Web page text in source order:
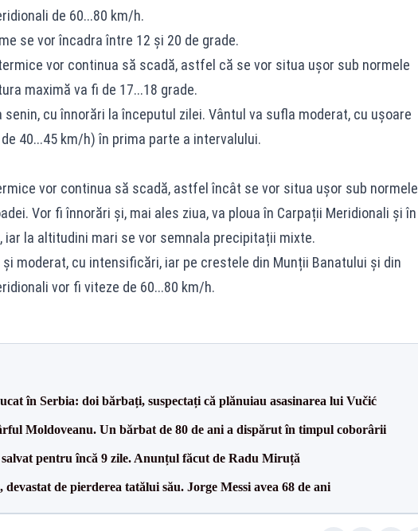
de 60...80 km/h.
se vor încadra între 12 și 20 de grade.
vor continua să scadă, astfel că se vor situa ușor sub normele
maximă va fi de 17...18 grade.
senin, cu înnorări la începutul zilei. Vântul va sufla moderat, cu ușoare
40...45 km/h) în prima parte a intervalului.
vor continua să scadă, astfel încât se vor situa ușor sub normele
Vor fi înnorări și, mai ales ziua, va ploua în Carpații Meridionali și în
iar la altitudini mari se vor semnala precipitații mixte.
moderat, cu intensificări, iar pe crestele din Munții Banatului și din
vor fi viteze de 60...80 km/h.
în Serbia: doi bărbați, suspectați că plănuiau asasinarea lui Vučić
Moldoveanu. Un bărbat de 80 de ani a dispărut în timpul coborârii
pentru încă 9 zile. Anunțul făcut de Radu Miruță
devastat de pierderea tatălui său. Jorge Messi avea 68 de ani